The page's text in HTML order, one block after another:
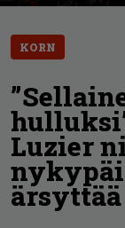
KORN
Luzier
ärsyttää